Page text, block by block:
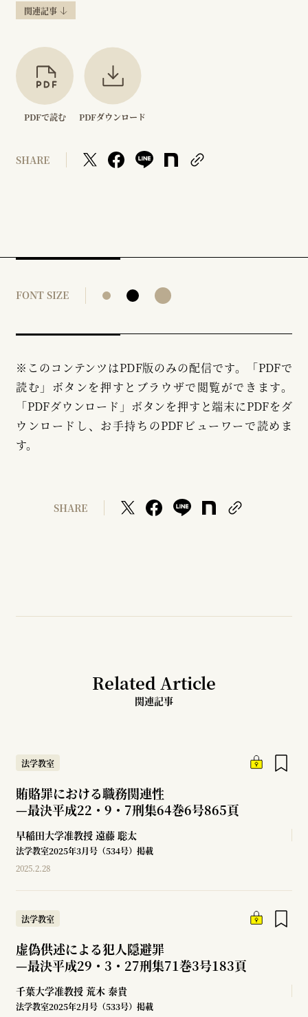
関連記事
PDFで読む PDFダウンロード
SHARE
FONT SIZE
※このコンテンツはPDF版のみの配信です。「PDFで
読む」ボタンを押すとブラウザで閲覧ができます。
「PDFダウンロード」ボタンを押すと端末にPDFをダ
ウンロードし、お手持ちのPDFビューワーで読めま
す。
SHARE
Related Article
関連記事
法学教室
賄賂罪における職務関連性
—最決平成22・9・7刑集64巻6号865頁
早稲田大学准教授 遠藤 聡太
法学教室2025年3月号（534号）掲載
2025.2.28
法学教室
虚偽供述による犯人隠避罪
—最決平成29・3・27刑集71巻3号183頁
千葉大学准教授 荒木 泰貴
法学教室2025年2月号（533号）掲載